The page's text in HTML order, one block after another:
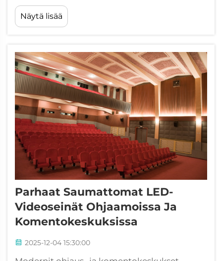
tarjoamaan erinomaisia visuaalisia
kokemuksia samalla kun ylläpidetään
toiminnallista tehokkuutta. Suurmuotoisten
keskeiseen...
Näytä lisää
Parhaat Saumattomat LED-
Videoseinät Ohjaamoissa Ja
Komentokeskuksissa
2025-12-04 15:30:00